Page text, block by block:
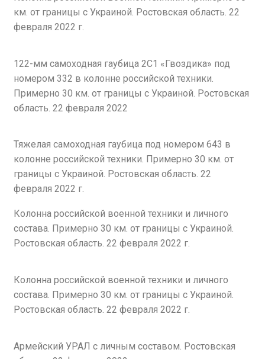
км. от границы с Украиной. Ростовская область. 22
февраля 2022 г.
122-мм самоходная гаубица 2С1 «Гвоздика» под
номером 332 в колонне российской техники.
Примерно 30 км. от границы с Украиной. Ростовская
область. 22 февраля 2022
Тяжелая самоходная гаубица под номером 643 в
колонне российской техники. Примерно 30 км. от
границы с Украиной. Ростовская область. 22
февраля 2022 г.
Колонна российской военной техники и личного
состава. Примерно 30 км. от границы с Украиной.
Ростовская область. 22 февраля 2022 г.
Колонна российской военной техники и личного
состава. Примерно 30 км. от границы с Украиной.
Ростовская область. 22 февраля 2022 г.
Армейский УРАЛ с личным составом. Ростовская